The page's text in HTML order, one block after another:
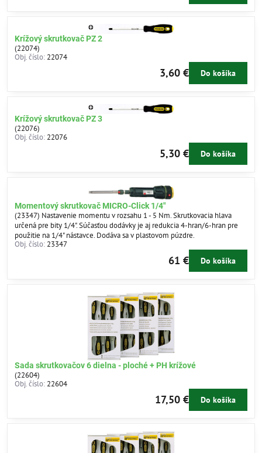
Krížový skrutkovač PZ 2
(22074)
Obj. číslo: 22074
3,60 € Do košíka
Krížový skrutkovač PZ 3
(22076)
Obj. číslo: 22076
5,30 € Do košíka
Momentový skrutkovač MICRO-Click 1/4"
(23347) Nastavenie momentu v rozsahu 1 - 5 Nm. Skrutkovacia hlava
určená pre bity 1/4". Súčasťou dodávky je aj redukcia 4-hran/6-hran pre
použitie na 1/4" nástavce. Dodáva sa v plastovom púzdre.
Obj. číslo: 23347
61 € Do košíka
Sada skrutkovačov 6 dielna - ploché + PH krížové
(22604)
Obj. číslo: 22604
17,50 € Do košíka